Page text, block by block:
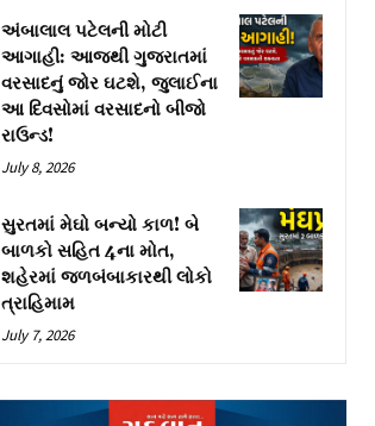
અંબાલાલ પટેલની મોટી
આગાહી: આજથી ગુજરાતમાં
વરસાદનું જોર ઘટશે, જુલાઈના
આ દિવસોમાં વરસાદનો બીજો
રાઉન્ડ!
July 8, 2026
સુરતમાં મેઘો બન્યો કાળ! બે
બાળકો સહિત 4ના મોત,
શહેરમાં જળબંબાકારથી લોકો
ત્રાહિમામ
July 7, 2026